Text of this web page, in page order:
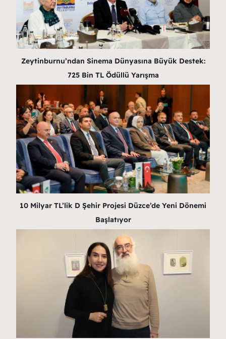
Zeytinburnu’ndan Sinema Dünyasına Büyük Destek:
725 Bin TL Ödüllü Yarışma
10 Milyar TL’lik D Şehir Projesi Düzce’de Yeni Dönemi
Başlatıyor